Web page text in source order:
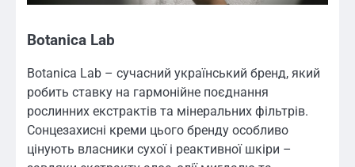
Botanica Lab
Botanica Lab – сучасний український бренд, який
робить ставку на гармонійне поєднання
рослинних екстрактів та мінеральних фільтрів.
Сонцезахисні креми цього бренду особливо
цінують власники сухої і реактивної шкіри –